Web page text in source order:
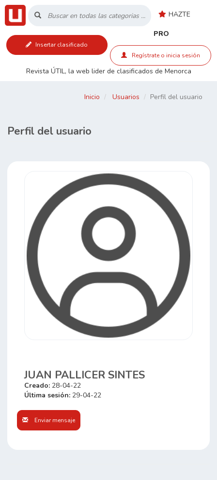
HAZTE
PRO
Insertar clasificado
Regístrate o inicia sesión
Revista ÚTIL, la web lider de clasificados de Menorca
Inicio
RSS
Inicio Usuarios Perfil del usuario
Perfil del usuario
JUAN PALLICER SINTES
Creado: 28-04-22
Última sesión: 29-04-22
Enviar mensaje